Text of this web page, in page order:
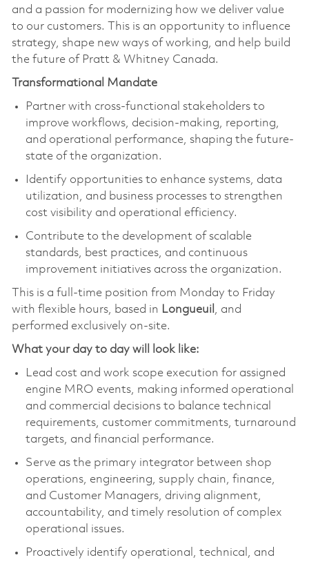
and a passion for modernizing how we deliver value
to our customers. This is an opportunity to influence
strategy, shape new ways of working, and help build
the future of Pratt & Whitney Canada.
Transformational Mandate
Partner with cross-functional stakeholders to
improve workflows, decision-making, reporting,
and operational performance, shaping the future-
state of the organization.
Identify opportunities to enhance systems, data
utilization, and business processes to strengthen
cost visibility and operational efficiency.
Contribute to the development of scalable
standards, best practices, and continuous
improvement initiatives across the organization.
This is a full-time position from Monday to Friday
with flexible hours, based in Longueuil , and
performed exclusively on-site.
What your day to day will look like:
Lead cost and work scope execution for assigned
engine MRO events, making informed operational
and commercial decisions to balance technical
requirements, customer commitments, turnaround
targets, and financial performance.
Serve as the primary integrator between shop
operations, engineering, supply chain, finance,
and Customer Managers, driving alignment,
accountability, and timely resolution of complex
operational issues.
Proactively identify operational, technical, and